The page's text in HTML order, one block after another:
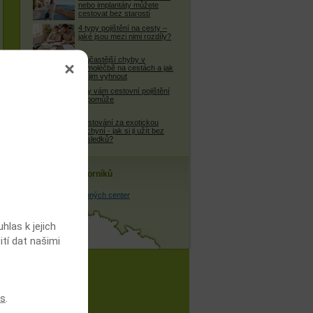
nebo implantáty můžete
cestovat bez starostí
4 typy pojištění na cesty –
jaké jsou mezi nimi rozdíly?
Nejčastější chyby v
samoléčbě na cestách a jak
se jim vyhnout
Kdy vám cestovní pojištění
nepomůže
Cestování za exotickou
kuchyní - jak si ji užít bez
následků?
Databáze odborníků
seznam léčebných center
k jejich
dat našimi